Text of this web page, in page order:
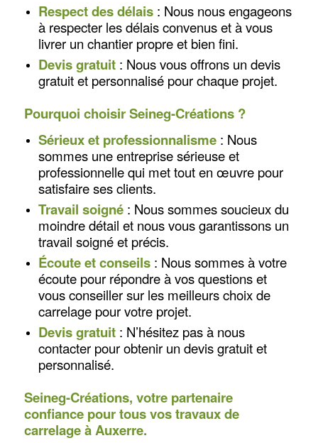
Respect des délais: Nous nous engageons
à respecter les délais convenus et à vous
livrer un chantier propre et bien fini.
Devis gratuit: Nous vous offrons un devis
gratuit et personnalisé pour chaque projet.
Pourquoi choisir Seineg-Créations ?
Sérieux et professionnalisme: Nous
sommes une entreprise sérieuse et
professionnelle qui met tout en œuvre pour
satisfaire ses clients.
Travail soigné: Nous sommes soucieux du
moindre détail et nous vous garantissons un
travail soigné et précis.
Écoute et conseils: Nous sommes à votre
écoute pour répondre à vos questions et
vous conseiller sur les meilleurs choix de
carrelage pour votre projet.
Devis gratuit: N’hésitez pas à nous
contacter pour obtenir un devis gratuit et
personnalisé.
Seineg-Créations, votre partenaire
confiance pour tous vos travaux de
carrelage à Auxerre.